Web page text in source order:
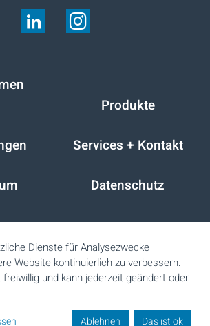
Produkte
Services + Kontakt
Datenschutz
OLEO GmbH & Co. KG
3
Telefon: +49 40 320 11 - 0
Dienste für Analysezwecke
Website kontinuierlich zu verbessern.
und kann jederzeit geändert oder
Ablehnen Das ist ok